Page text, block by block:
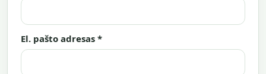
El. pašto adresas *